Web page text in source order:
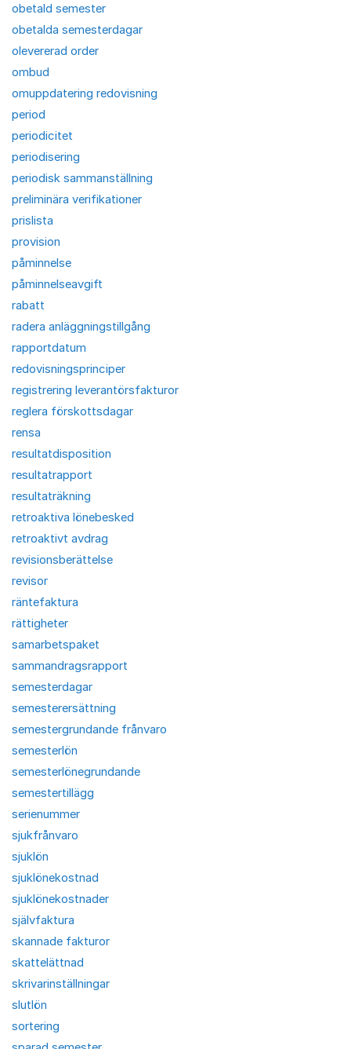
obetald semester
obetalda semesterdagar
olevererad order
ombud
omuppdatering redovisning
period
periodicitet
periodisering
periodisk sammanställning
preliminära verifikationer
prislista
provision
påminnelse
påminnelseavgift
rabatt
radera anläggningstillgång
rapportdatum
redovisningsprinciper
registrering leverantörsfakturor
reglera förskottsdagar
rensa
resultatdisposition
resultatrapport
resultaträkning
retroaktiva lönebesked
retroaktivt avdrag
revisionsberättelse
revisor
räntefaktura
rättigheter
samarbetspaket
sammandragsrapport
semesterdagar
semesterersättning
semestergrundande frånvaro
semesterlön
semesterlönegrundande
semestertillägg
serienummer
sjukfrånvaro
sjuklön
sjuklönekostnad
sjuklönekostnader
självfaktura
skannade fakturor
skattelättnad
skrivarinställningar
slutlön
sortering